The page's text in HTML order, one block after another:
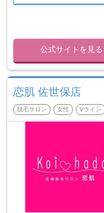
公式サイトを見る
恋肌 佐世保店
脱毛サロン 女性 Vライン